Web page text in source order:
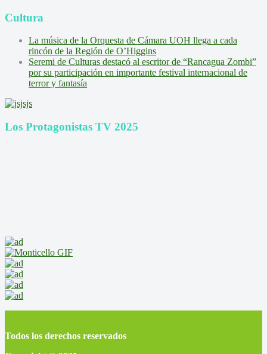
Cultura
La música de la Orquesta de Cámara UOH llega a cada
rincón de la Región de O’Higgins
Seremi de Culturas destacó al escritor de “Rancagua Zombi”
por su participación en importante festival internacional de
terror y fantasía
Los Protagonistas TV 2025
Todos los derechos reservados